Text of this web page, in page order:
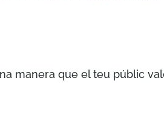
manera que el teu públic